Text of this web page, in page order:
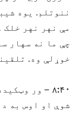
ننوتلم. یوه
مې نهر نهر خلک
چې ما نه سهار
خوړلې وه.
۸:۴۰ – ور
شوې او اوس به